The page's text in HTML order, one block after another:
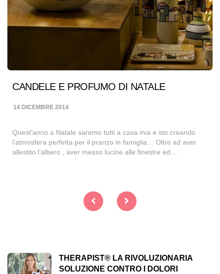
CANDELE E PROFUMO DI NATALE
14 DICEMBRE 2014
Quest’anno a Natale saremo tutti a casa mia e sto creando
l’atmosfera perfetta per il pranzo in famiglia… Oltre ad aver
allestito l’albero , aver messo lucine alle finestre ed…
Navigazione
THERAPIST® LA RIVOLUZIONARIA
SOLUZIONE CONTRO I DOLORI